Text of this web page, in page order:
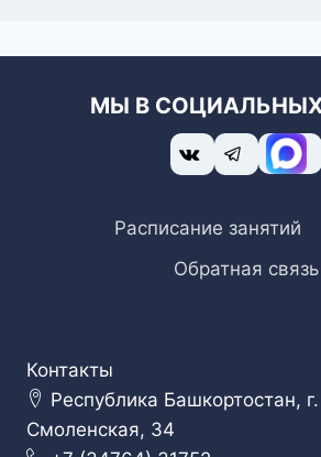
МЫ В
Расписание занятий
Обратная связь
Контакты
Республика Башкортостан,
Смоленская, 34